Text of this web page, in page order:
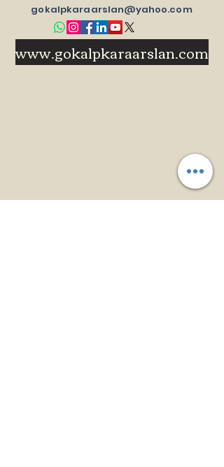
gokalpkaraarslan@yahoo.com
www.gokalpkaraarslan.com